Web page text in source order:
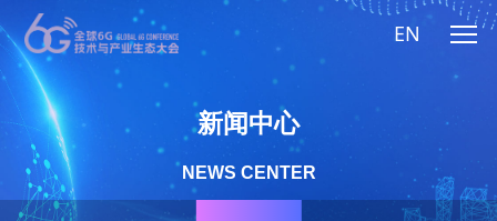
EN
新闻中心
NEWS CENTER